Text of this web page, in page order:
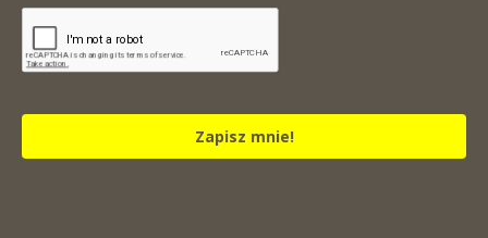
Zapisz mnie!